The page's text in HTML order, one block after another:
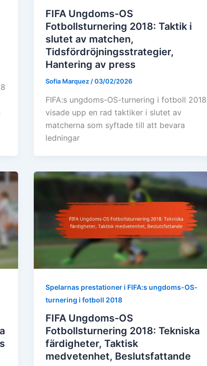
FIFA Ungdoms-OS
Fotbollsturnering 2018: Taktik i
slutet av matchen,
Tidsfördröjningsstrategier,
Hantering av press
Sofia Marquez /03/02/2026
FIFA:s ungdoms-OS-turnering i fotboll 2018
visade upp en rad taktiker i slutet av
matcherna som syftade till att bevara
ledningar
Spelarnas prestationer i FIFA:s ungdoms-OS-
turnering i fotboll 2018
FIFA Ungdoms-OS
Fotbollsturnering 2018: Tekniska
färdigheter, Taktisk
medvetenhet, Beslutsfattande